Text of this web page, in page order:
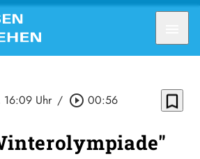
16:09 Uhr / play_circle_outline 00:56 bookmark_border